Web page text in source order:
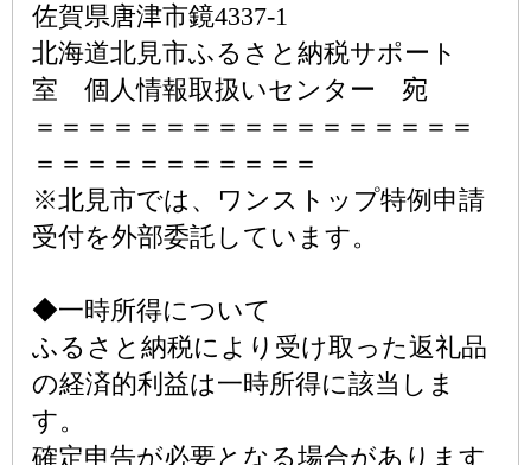
佐賀県唐津市鏡4337-1
北海道北見市ふるさと納税サポート
室 個人情報取扱いセンター 宛
＝＝＝＝＝＝＝＝＝＝＝＝＝＝＝＝＝
＝＝＝＝＝＝＝＝＝＝＝
※北見市では、ワンストップ特例申請
受付を外部委託しています。
◆一時所得について
ふるさと納税により受け取った返礼品
の経済的利益は一時所得に該当しま
す。
確定申告が必要となる場合があります